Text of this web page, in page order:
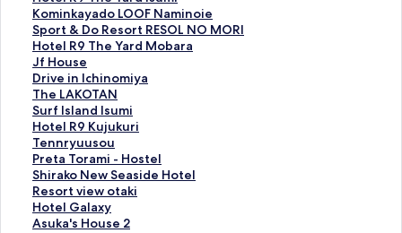
t
K
u
j
u
k
u
r
i
T
a
i
y
o
S
h
i
r
a
s
u
n
a
페
이
지
를
여
a
d
o
S
a
s
a
y
u
페
이
지
를
여
T
C
h
o
s
e
i
V
i
l
l
a
g
e
r
d
e
n
페
이
지
를
여
는
링
크
w
e
e
t
s
-
A
d
u
l
t
s
O
n
N
e
w
O
t
s
u
k
a
페
이
지
를
여
r
B
e
a
c
h
r
e
s
o
r
t
페
이
i
s
t
W
a
t
a
n
a
b
e
C
h
i
k
u
t
e
n
S
T
A
Y
H
O
U
S
E
o
t
e
l
R
9
T
h
e
Y
a
r
d
I
Kominkayado LOOF Naminoie
K
o
m
i
n
k
a
y
a
d
o
L
O
O
Sport & Do Resort RESOL NO MORI
S
p
o
r
t
&
D
o
R
e
s
o
r
Hotel R9 The Yard Mobara
H
o
t
e
l
R
9
T
h
e
Y
a
Jf House
J
f
H
o
u
s
e
페
이
지
를
Drive in Ichinomiya
D
r
i
v
e
i
n
I
c
h
The LAKOTAN
T
h
e
L
A
K
O
T
A
Surf Island Isumi
S
u
r
f
I
s
l
a
Hotel R9 Kujukuri
H
o
t
e
l
R
9
Tennryuusou
T
e
n
n
r
y
Preta Torami - Hostel
P
r
e
t
a
Shirako New Seaside Hotel
S
h
i
r
Resort view otaki
R
e
s
Hotel Galaxy
H
o
Asuka's House 2
A